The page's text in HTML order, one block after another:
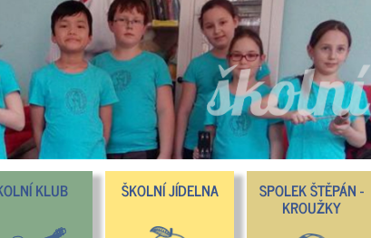
KLUB ŠKOLNÍ JÍDELNA SPOLEK ŠTĚPÁN -
KROUŽKY